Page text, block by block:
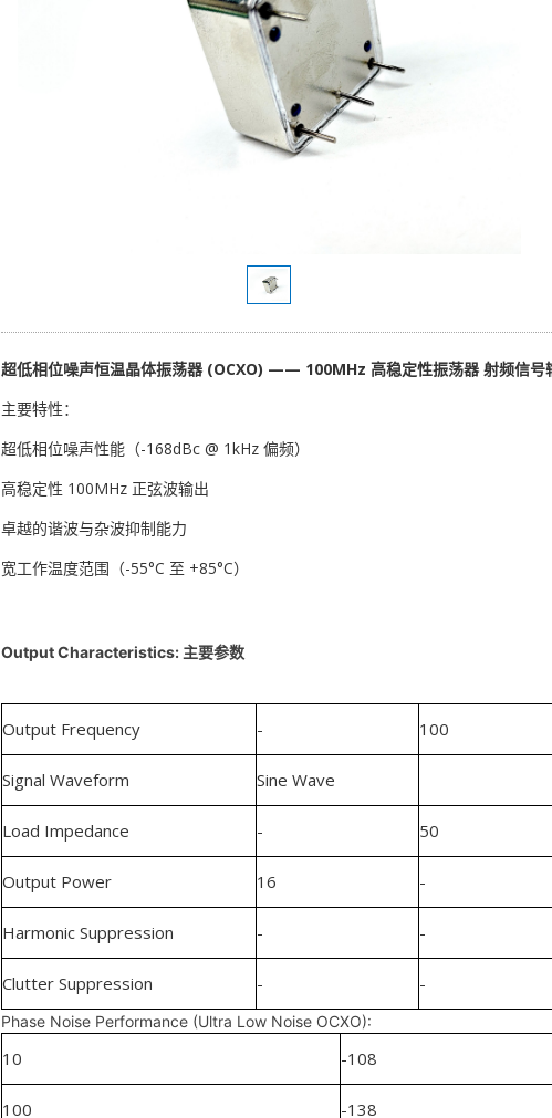
超低相位噪声恒温晶体振荡器 (OCXO) —— 100MHz 高稳定性振荡器射频信号
主要特性：
超低相位噪声性能（-168dBc @ 1kHz 偏频）
高稳定性 100MHz 正弦波输出
卓越的谐波与杂波抑制能力
宽工作温度范围（-55°C 至 +85°C）
Output Characteristics: 主要参数
Output Frequency - 100
Signal Waveform Sine Wave
Load Impedance - 50
Output Power 16 -
Harmonic Suppression - -
Clutter Suppression - -
Phase Noise Performance (Ultra Low Noise OCXO):
10 -108
100 -138